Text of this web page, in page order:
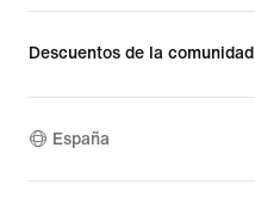
Descuentos de la comunidad
España